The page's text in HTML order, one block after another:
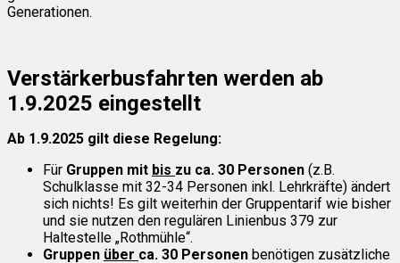
Generationen.
Verstärkerbusfahrten werden ab
1.9.2025 eingestellt
Ab 1.9.2025 gilt diese Regelung:
Für Gruppen mit bis zu ca. 30 Personen (z.B.
Schulklasse mit 32-34 Personen inkl. Lehrkräfte) ändert
sich nichts! Es gilt weiterhin der Gruppentarif wie bisher
und sie nutzen den regulären Linienbus 379 zur
Haltestelle „Rothmühle“.
Gruppen über ca. 30 Personen benötigen zusätzliche